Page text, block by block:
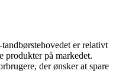
er relativt
produkter på markedet.
der ønsker at spare